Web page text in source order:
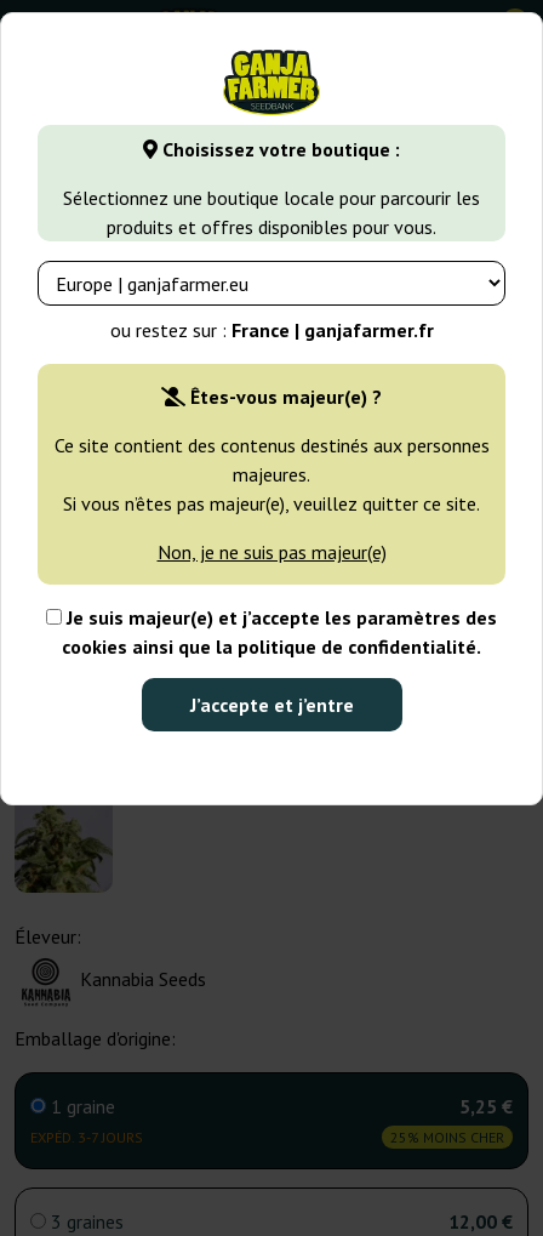
Choisissez votre boutique :
Sélectionnez une boutique locale pour parcourir les
produits et offres disponibles pour vous.
ou restez sur : France | ganjafarmer.fr
Êtes-vous majeur(e) ?
Ce site contient des contenus destinés aux personnes
majeures.
Si vous n’êtes pas majeur(e), veuillez quitter ce site.
Non, je ne suis pas majeur(e)
Je suis majeur(e) et j’accepte les paramètres des
cookies ainsi que la politique de confidentialité.
J’accepte et j’entre
0
GanjaFarmer.fr Variétés de Cannabis Skunk Skunk +
-25%
+gratisie
Éleveur:
Kannabia Seeds
Emballage d'origine:
1 graine
EXPÉD. 3-7 JOURS
5,25 €
25% MOINS CHER
3 graines 12,00 €